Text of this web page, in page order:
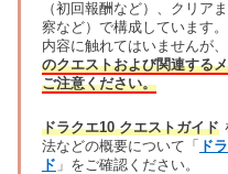
（初回報酬など）、クリア
察など）で構成しています
内容に触れてはいませんが
のクエストおよび関連する
ご注意ください。
ドラクエ10 クエストガイド
法などの概要について「
ド
ド 」をご確認ください。